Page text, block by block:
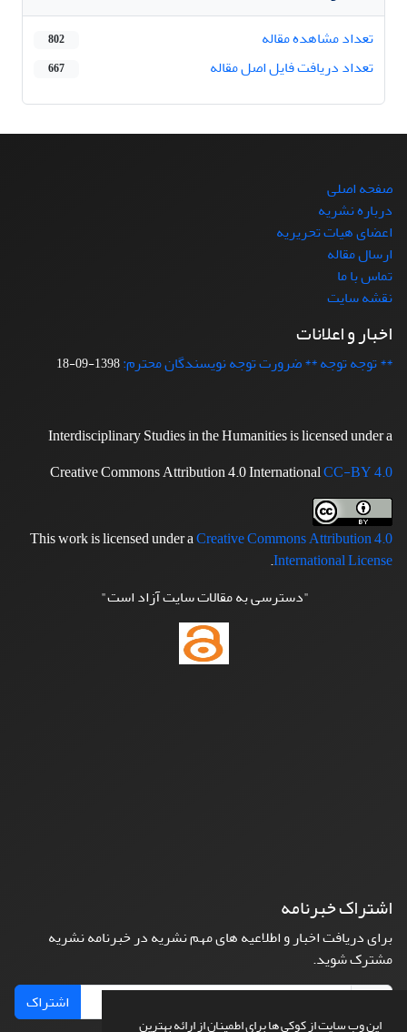
این وب سایت از کوکی ها برای اطمینان از ارائه بهترین
تعداد مشاهده مقاله
802
تعداد دریافت فایل اصل مقاله 667
صفحه اصلی
درباره نشریه
اعضای هیات تحریریه
ارسال مقاله
تماس با ما
نقشه سایت
اخبار و اعلانات
** توجه توجه ** ضرورت توجه نویسندگان محترم:1398-09-18
Interdisciplinary Studies in the Humanities is licensed under a
Creative Commons Attribution 4.0 InternationalCC-BY 4.0
This work is licensed under aCreative Commons Attribution 4.0
International License
.
"دسترسی به مقالات سایت آزاد است"
اشتراک خبرنامه
برای دریافت اخبار و اطلاعیه های مهم نشریه در خبرنامه نشریه
مشترک شوید.
اشتراک